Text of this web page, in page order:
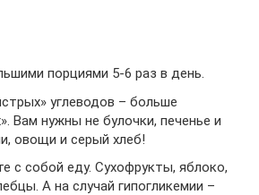
порциями 5-6 раз в день.
углеводов – больше
Вам нужны не булочки, печенье и
овощи и серый хлеб!
с собой еду. Сухофрукты, яблоко,
А на случай гипогликемии –